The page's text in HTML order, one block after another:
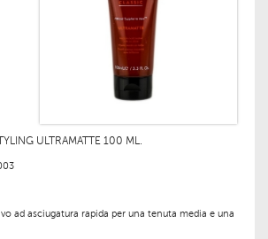
ULTRAMATTE 100 ML.
ad asciugatura rapida per una tenuta media e una